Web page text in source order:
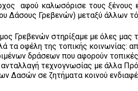
αφού καλωσόρισε τους ξένους
Δάσους Γρεβενών) μεταξύ άλλων
Γρεβενών στηρίξαμε με όλες μας
τα οφέλη της τοπικής κοινωνίας:
δράσεων που αφορούν
τεχνογνωσίας με άλλα
Δασών σε ζητήματα κοινού